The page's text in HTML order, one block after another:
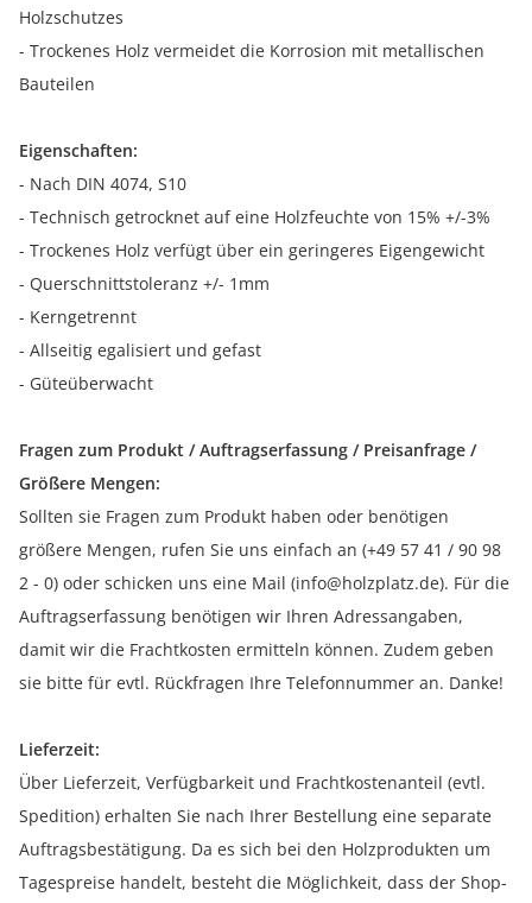
Holzschutzes
- Trockenes Holz vermeidet die Korrosion mit metallischen
Bauteilen
Eigenschaften:
- Nach DIN 4074, S10
- Technisch getrocknet auf eine Holzfeuchte von 15% +/-3%
- Trockenes Holz verfügt über ein geringeres Eigengewicht
- Querschnittstoleranz +/- 1mm
- Kerngetrennt
- Allseitig egalisiert und gefast
- Güteüberwacht
Fragen zum Produkt / Auftragserfassung / Preisanfrage /
Größere Mengen:
Sollten sie Fragen zum Produkt haben oder benötigen
größere Mengen, rufen Sie uns einfach an (+49 57 41 / 90 98
2 - 0) oder schicken uns eine Mail (info@holzplatz.de). Für die
Auftragserfassung benötigen wir Ihren Adressangaben,
damit wir die Frachtkosten ermitteln können. Zudem geben
sie bitte für evtl. Rückfragen Ihre Telefonnummer an. Danke!
Lieferzeit:
Über Lieferzeit, Verfügbarkeit und Frachtkostenanteil (evtl.
Spedition) erhalten Sie nach Ihrer Bestellung eine separate
Auftragsbestätigung. Da es sich bei den Holzprodukten um
Tagespreise handelt, besteht die Möglichkeit, dass der Shop-